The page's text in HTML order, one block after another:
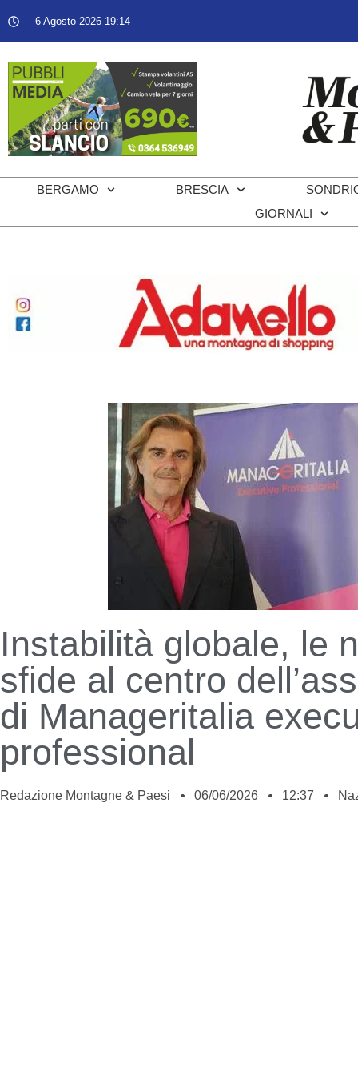
6 Agosto 2026 19:14
BERGAMO BRESCIA
GIORNALI
Instabilità globale, le
sfide al centro
di Manageritalia
professional
Redazione Montagne & Paesi 06/06/2026 12:37